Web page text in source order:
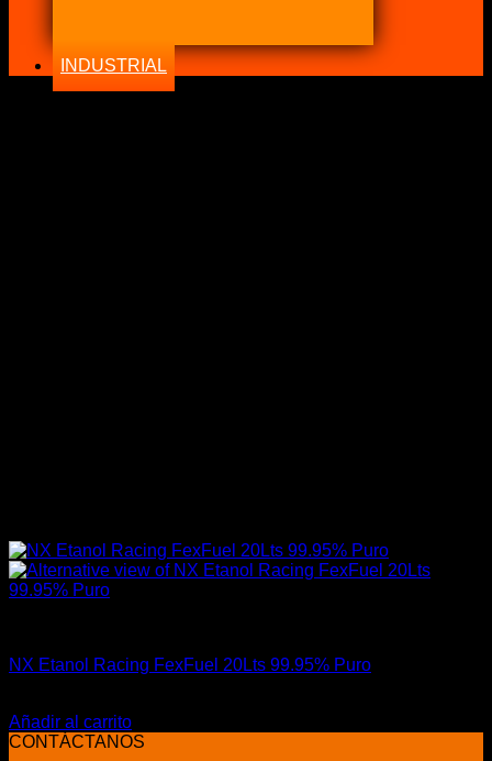
INDUSTRIAL
NX Etanol Racing FexFuel 20Lts 99.95% Puro
precio
original
Añadir al carrito
CONTÁCTANOS